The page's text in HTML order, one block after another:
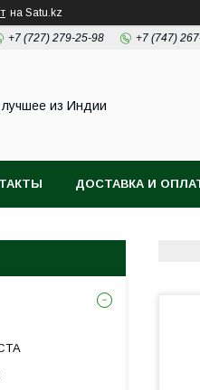
на Satu.kz
+7 (727) 279-25-98 +7 (747)
из Индии
ДОСТАВКА И